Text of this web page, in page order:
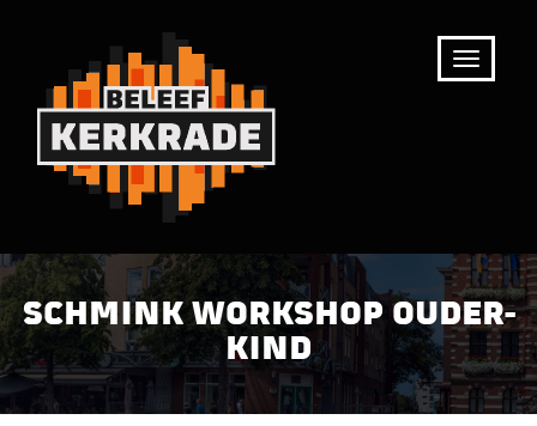
SCHMINK WORKSHOP OUDER-
KIND